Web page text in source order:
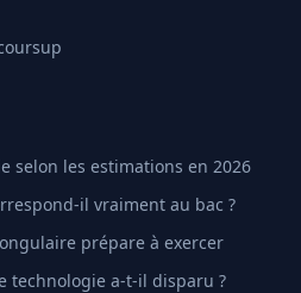
selon les estimations en 2026
il vraiment au bac ?
prépare à exercer
technologie a-t-il disparu ?